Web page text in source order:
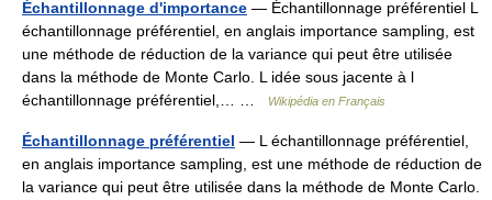
Échantillonnage d'importance — Échantillonnage préférentiel L
échantillonnage préférentiel, en anglais importance sampling, est
une méthode de réduction de la variance qui peut être utilisée
dans la méthode de Monte Carlo. L idée sous jacente à l
échantillonnage préférentiel,… …
Wikipédia en Français
Échantillonnage préférentiel — L échantillonnage préférentiel,
en anglais importance sampling, est une méthode de réduction de
la variance qui peut être utilisée dans la méthode de Monte Carlo.